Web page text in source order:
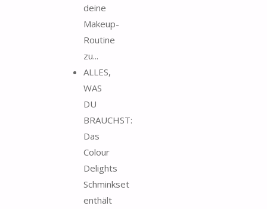
deine
Makeup-
Routine
zu...
ALLES,
WAS
DU
BRAUCHST:
Das
Colour
Delights
Schminkset
enthält